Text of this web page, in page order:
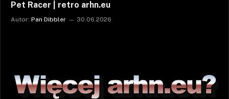
Pet Racer | retro arhn.eu
Autor: Pan Dibbler 30.06.2026